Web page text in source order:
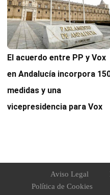
El acuerdo entre PP y Vox
en Andalucía incorpora
medidas y una
vicepresidencia para Vox
Aviso Legal
Política de Cookies